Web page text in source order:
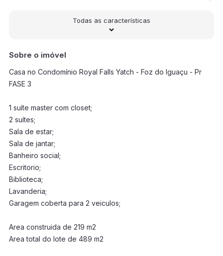
Todas as características
Sobre o imóvel
Casa no Condomínio Royal Falls Yatch - Foz do Iguaçu - Pr
FASE 3
1 suíte master com closet;
2 suítes;
Sala de estar;
Sala de jantar;
Banheiro social;
Escritorio;
Biblioteca;
Lavanderia;
Garagem coberta para 2 veiculos;
Area construida de 219 m2
Area total do lote de 489 m2